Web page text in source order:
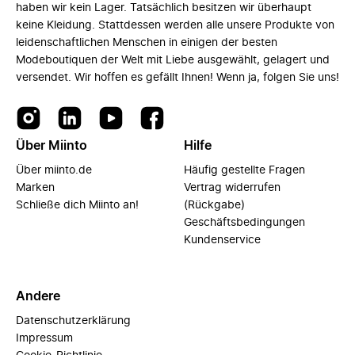
haben wir kein Lager. Tatsächlich besitzen wir überhaupt
keine Kleidung. Stattdessen werden alle unsere Produkte von
leidenschaftlichen Menschen in einigen der besten
Modeboutiquen der Welt mit Liebe ausgewählt, gelagert und
versendet. Wir hoffen es gefällt Ihnen! Wenn ja, folgen Sie uns!
Über Miinto
Über miinto.de
Marken
Schließe dich Miinto an!
Hilfe
Häufig gestellte Fragen
Vertrag widerrufen
(Rückgabe)
Geschäftsbedingungen
Kundenservice
Andere
Datenschutzerklärung
Impressum